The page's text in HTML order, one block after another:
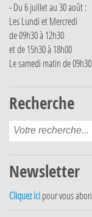
- Du 6 juillet au 30 août :
Les Lundi et Mercredi
de 09h30 à 12h30
et de 15h30 à 18h00
Le samedi matin de
Recherche
Newsletter
Cliquez ici pour vous